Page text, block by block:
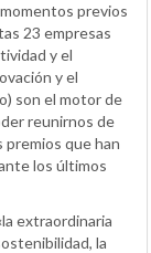
previos
23 empresas
y el
y el
son el motor de
reunirnos de
premios que han
los últimos
extraordinaria
la